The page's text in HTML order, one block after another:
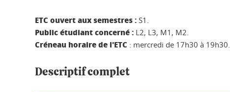
ETC ouvert aux semestres : S1.
Public étudiant concerné : L2, L3, M1, M2.
Créneau horaire de l'ETC : mercredi de 17h30 à 19h30.
Descriptif complet